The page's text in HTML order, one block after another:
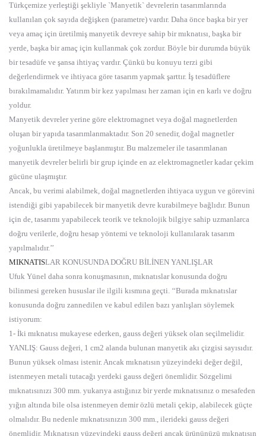
Türkçemize yerleştiği şekliyle `Manyetik` devrelerin tasarımlarında
kullanılan çok sayıda değişken (parametre) vardır. Daha önce başka bir yer
veya amaç için üretilmiş manyetik devreye sahip bir mıknatısı, başka bir
yerde, başka bir amaç için kullanmak çok zordur. Böyle bir durumda büyük
bir tesadüfe ve şansa ihtiyaç vardır. Çünkü bu konuyu terzi gibi
değerlendirmek ve ihtiyaca göre tasarım yapmak şarttır. İş tesadüflere
bırakılmamalıdır. Yatırım bir kez yapılması her zaman için en karlı ve doğru
yoldur.
Manyetik devreler yerine göre elektromagnet veya doğal magnetlerden
oluşan bir yapıda tasarımlanmaktadır. Son 20 senedir, doğal magnetler
yoğunlukla üretilmeye başlanmıştır. Bu malzemeler ile tasarımlanan
manyetik devreler belirli bir grup içinde en az elektromagnetler kadar çekim
gücüne ulaşmıştır.
Ancak, bu verimi alabilmek, doğal magnetlerden ihtiyaca uygun ve görevini
istendiği gibi yapabilecek bir manyetik devre kurabilmeye bağlıdır. Bunun
için de, tasarımı yapabilecek teorik ve teknolojik bilgiye sahip uzmanlarca
doğru verilerle, doğru hesap yöntemi ve teknoloji kullanılarak tasarım
yapılmalıdır.’’
MIKNATISLAR KONUSUNDA DOĞRU BİLİNEN YANLIŞLAR
Ufuk Yünel daha sonra konuşmasının, mıknatıslar konusunda doğru
bilinmesi gereken hususlar ile ilgili kısmına geçti. ‘‘Burada mıknatıslar
konusunda doğru zannedilen ve kabul edilen bazı yanlışları söylemek
istiyorum:
1- İki mıknatısı mukayese ederken, gauss değeri yüksek olan seçilmelidir.
YANLIŞ: Gauss değeri, 1 cm2 alanda bulunan manyetik akı çizgisi sayısıdır.
Bunun yüksek olması istenir. Ancak mıknatısın yüzeyindeki değer değil,
istenmeyen metali tutacağı yerdeki gauss değeri önemlidir. Sözgelimi
mıknatısınızı 300 mm. yukarıya astığınız bir yerde mıknatısınız o mesafeden
yığın altında bile olsa istenmeyen demir özlü metali çekip, alabilecek güçte
olmalıdır. Bu nedenle mıknatısınızın 300 mm., ilerideki gauss değeri
önemlidir. Mıknatısın yüzeyindeki gauss değeri ancak ürününüzü mıknatısın